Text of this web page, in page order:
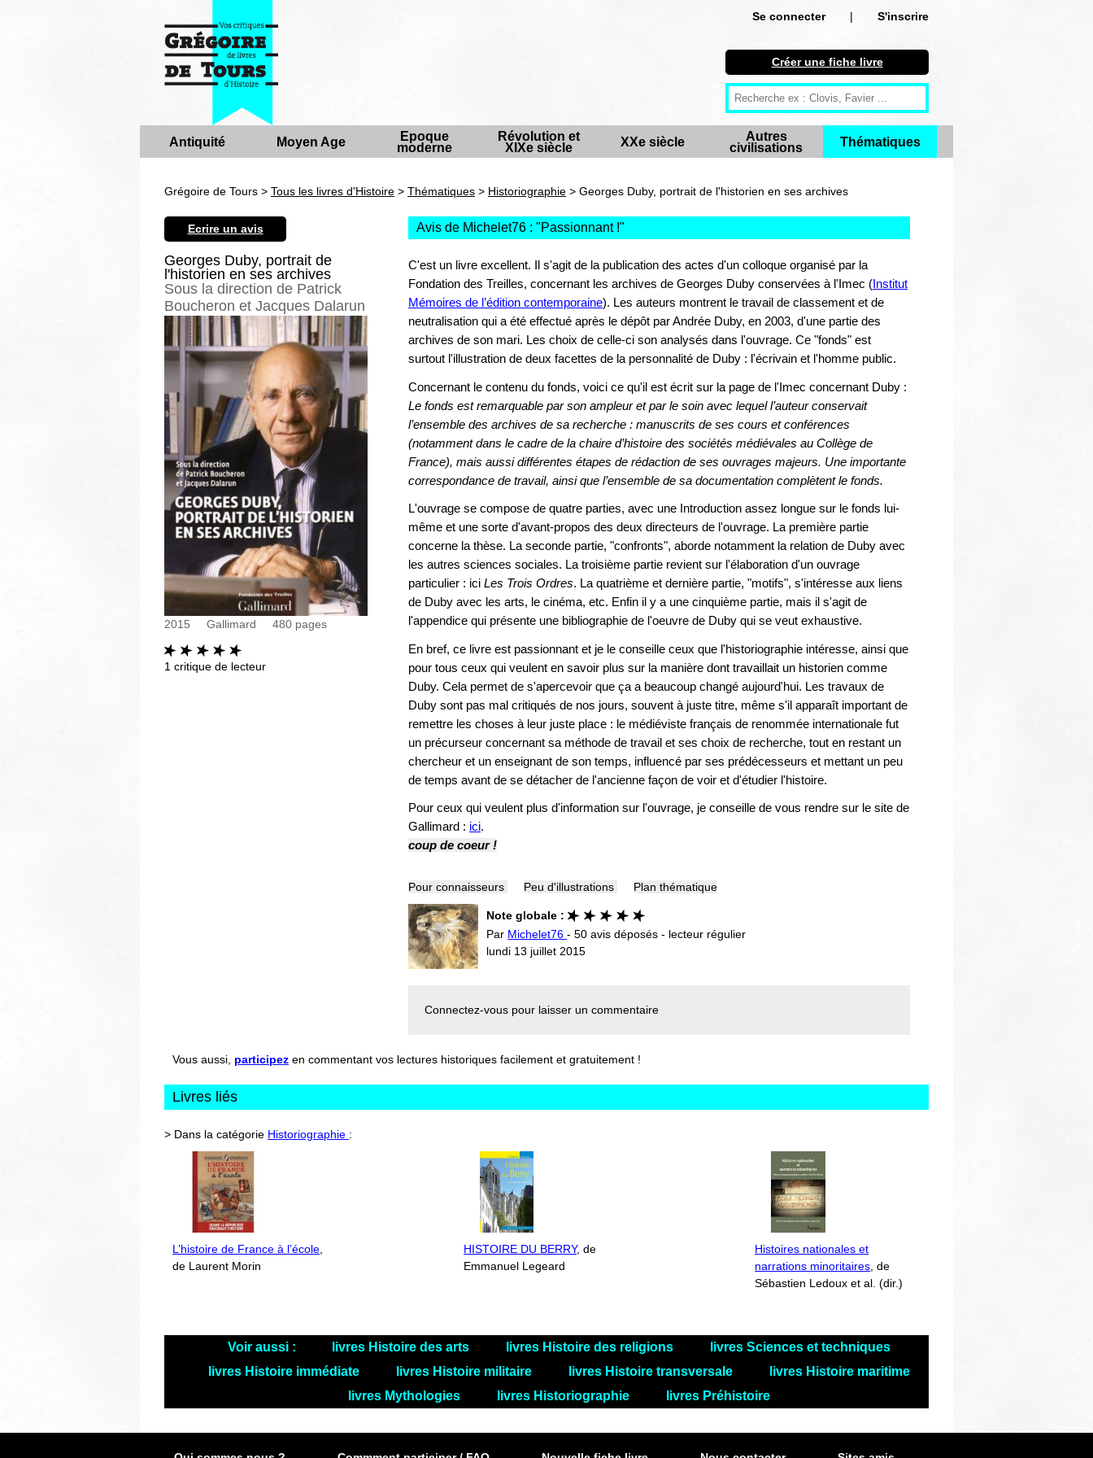
Se connecter |
S'inscrire
S'inscrire
Créer une fiche livre
Antiquité
Autres civilisations
Thématiques
Créer une fiche livre
Antiquité Moyen Age
Epoque
moderne
Révolution et
XIXe siècle
XXe siècle
Autres
civilisations
Thématiques
Grégoire de Tours > Tous les livres d'Histoire > Thématiques > Historiographie > Georges Duby, portrait de l'historien en ses archives
Ecrire un avis
Georges Duby, portrait de
l'historien en ses archives
Sous la direction de Patrick
Boucheron et Jacques Dalarun
2015 Gallimard 480 pages
1 critique de lecteur
Avis de Michelet76 : "Passionnant !"
C'est un livre excellent. Il s'agit de la publication des actes d'un colloque organisé par la
Fondation des Treilles, concernant les archives de Georges Duby conservées à l'Imec (Institut
Mémoires de l’édition contemporaine). Les auteurs montrent le travail de classement et de
neutralisation qui a été effectué après le dépôt par Andrée Duby, en 2003, d'une partie des
archives de son mari. Les choix de celle-ci son analysés dans l'ouvrage. Ce "fonds" est
surtout l'illustration de deux facettes de la personnalité de Duby : l'écrivain et l'homme public.
Concernant le contenu du fonds, voici ce qu'il est écrit sur la page de l'Imec concernant Duby :
Le fonds est remarquable par son ampleur et par le soin avec lequel l’auteur conservait
l’ensemble des archives de sa recherche : manuscrits de ses cours et conférences
(notamment dans le cadre de la chaire d’histoire des sociétés médiévales au Collège de
France), mais aussi différentes étapes de rédaction de ses ouvrages majeurs. Une importante
correspondance de travail, ainsi que l’ensemble de sa documentation complètent le fonds.
L'ouvrage se compose de quatre parties, avec une Introduction assez longue sur le fonds lui-
même et une sorte d'avant-propos des deux directeurs de l'ouvrage. La première partie
concerne la thèse. La seconde partie, "confronts", aborde notamment la relation de Duby avec
les autres sciences sociales. La troisième partie revient sur l'élaboration d'un ouvrage
particulier : ici Les Trois Ordres. La quatrième et dernière partie, "motifs", s'intéresse aux liens
de Duby avec les arts, le cinéma, etc. Enfin il y a une cinquième partie, mais il s'agit de
l'appendice qui présente une bibliographie de l'oeuvre de Duby qui se veut exhaustive.
En bref, ce livre est passionnant et je le conseille ceux que l'historiographie intéresse, ainsi que
pour tous ceux qui veulent en savoir plus sur la manière dont travaillait un historien comme
Duby. Cela permet de s'apercevoir que ça a beaucoup changé aujourd'hui. Les travaux de
Duby sont pas mal critiqués de nos jours, souvent à juste titre, même s'il apparaît important de
remettre les choses à leur juste place : le médiéviste français de renommée internationale fut
un précurseur concernant sa méthode de travail et ses choix de recherche, tout en restant un
chercheur et un enseignant de son temps, influencé par ses prédécesseurs et mettant un peu
de temps avant de se détacher de l'ancienne façon de voir et d'étudier l'histoire.
Pour ceux qui veulent plus d'information sur l'ouvrage, je conseille de vous rendre sur le site de
Gallimard : ici.
coup de coeur !
Pour connaisseurs Peu d'illustrations Plan thématique
Note globale :
Par Michelet76- 50 avis déposés - lecteur régulier
lundi 13 juillet 2015
Connectez-vous pour laisser un commentaire
Vous aussi, participez en commentant vos lectures historiques facilement et gratuitement !
Livres liés
> Dans la catégorie Historiographie :
L’histoire de France à l’école,
de Laurent Morin
HISTOIRE DU BERRY, de
Emmanuel Legeard
Histoires nationales et
narrations minoritaires, de
Sébastien Ledoux et al. (dir.)
Voir aussi : livres Histoire des arts livres Histoire des religions
livres Sciences et techniques
livres Histoire immédiate
livres Histoire militaire livres Histoire transversale
livres Histoire maritime
livres Mythologies
livres Historiographie livres Préhistoire